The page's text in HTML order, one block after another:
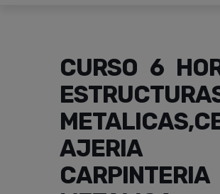
CURSO 6
CARPINTERIA